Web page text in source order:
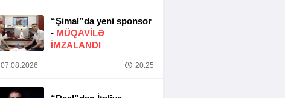
“Şimal”da yeni sponsor
- MÜQAVİLƏ
İMZALANDI
07.08.2026 20:25